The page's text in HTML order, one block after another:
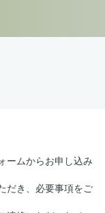
ームからお申し込み
だき、必要事項をご